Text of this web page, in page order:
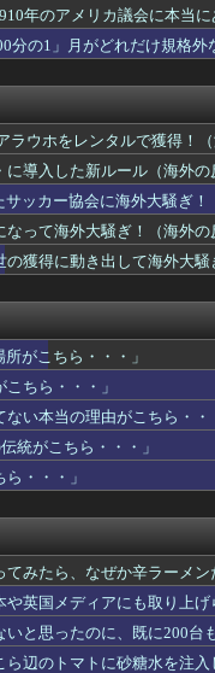
る → 「日本のI...
が明らかに（海...
ック予選の記録...
病院の映像を見た...
1...
の反応
海外大騒ぎ！...
より礼儀正しい」...
海外の反応）
デアだ」（海外の...
反応）
さな投手が逆さ吊...
】
、既に200台も...
みた！
様ですわ」202...
年トロン...
もやってくれ！」...
ちら…」→「もはや...
いう意味の独立で...
の両親が泊まりに...
年のアメリカ議会に本当
分の1」月がどれだけ規格
ウホをレンタルで獲得！（
導入した新ルール（海外の
ッカー協会に海外大騒ぎ！
って海外大騒ぎ！（海外の
獲得に動き出して海外大騒
がこちら・・・」
ちら・・・」
い本当の理由がこちら・・
統がこちら・・・」
・・・」
みたら、なぜか辛ラーメ
英国メディアにも取り上
と思ったのに、既に200台
辺のトマトに砂糖水を注